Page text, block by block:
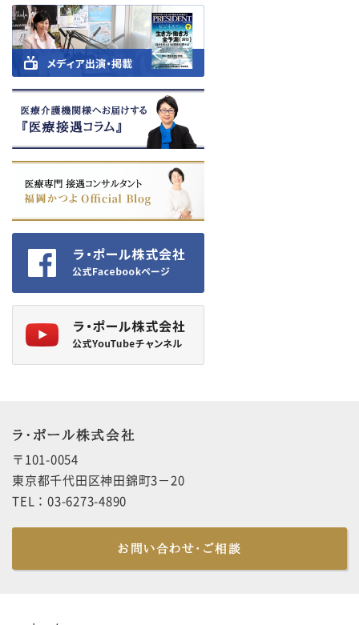
ラ・ポール株式会社
〒101-0054
東京都千代田区神田錦町3－20
TEL：03-6273-4890
お問い合わせ・ご相談